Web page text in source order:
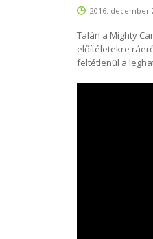
2016. december
Talán a Mighty
előítéletekre
feltétlenül a